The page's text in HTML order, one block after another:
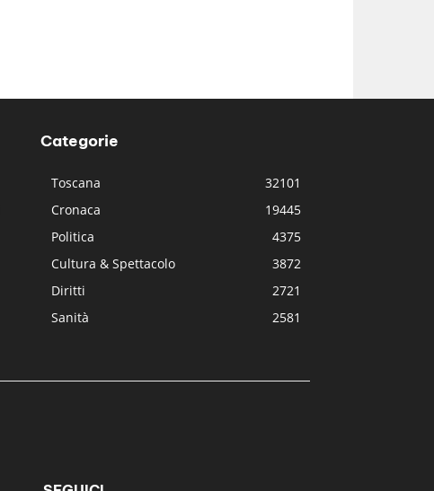
Categorie
Toscana
32101
Cronaca
19445
Politica
4375
Cultura & Spettacolo
3872
Diritti
2721
Sanità
2581